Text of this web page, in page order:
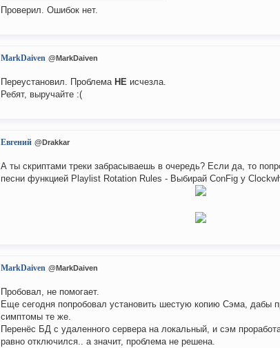
Проверил. Ошибок нет.
MarkDaiven @MarkDaiven
Переустановил. Проблема НЕ исчезла.
Ребят, выручайте :(
Евгений @Drakkar
А ты скриптами треки забрасываешь в очередь? Если да, то
песни функцией Playlist Rotation Rules - Выбирай ConFig у
MarkDaiven @MarkDaiven
Пробовал, не помогает.
Еще сегодня попробовал установить шестую копию Сэма, дабы
симптомы те же.
Перенёс БД с удаленного сервера на локальный, и сэм
равно отключился.. а значит, проблема не решена.